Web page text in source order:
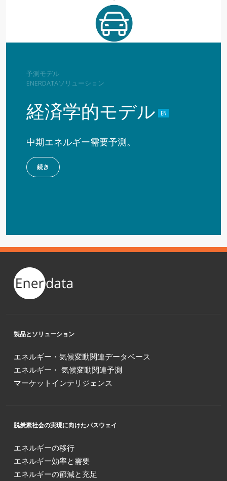
予測モデル
ENERDATAソリューション
経済学的モデル
中期エネルギー需要予測。
続き
製品とソリューション
エネルギー・気候変動関連データベース
エネルギー・ 気候変動関連予測
マーケットインテリジェンス
脱炭素社会の実現に向けたパスウェイ
エネルギーの移行
エネルギー効率と需要
エネルギーの節減と充足